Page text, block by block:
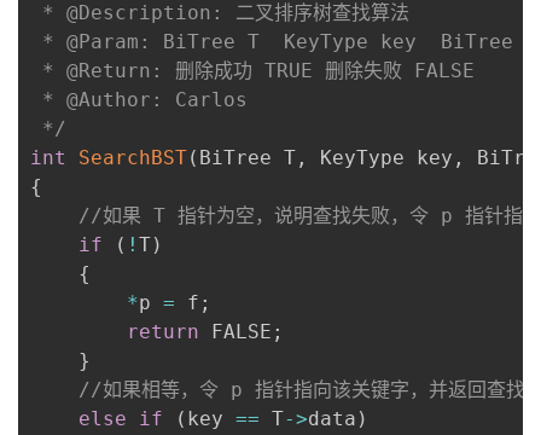
* @Description: 二叉排序树查找算法
* @Param: BiTree T  KeyType key  BiTree
* @Return: 删除成功 TRUE 删除失败 FALSE
* @Author: Carlos
*/
int
SearchBST( BiTree T , KeyType key ,
{
//如果 T 指针为空，说明查找失败，令 p 指针指向
if
( ! T)
{
*p = f ;
return FALSE ;
}
//如果相等，令 p 指针指向该关键字，并返回查找
else
if ( key == T->data )